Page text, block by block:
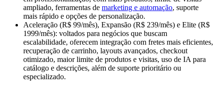
ampliado, ferramentas de marketing e automação, suporte
mais rápido e opções de personalização.
Aceleração (R$ 99/mês), Expansão (R$ 239/mês) e Elite (R$
1999/mês): voltados para negócios que buscam
escalabilidade, oferecem integração com fretes mais eficientes,
recuperação de carrinho, layouts avançados, checkout
otimizado, maior limite de produtos e visitas, uso de IA para
catálogo e descrições, além de suporte prioritário ou
especializado.